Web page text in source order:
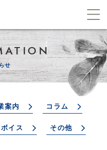
せ
案内 コラム
イス その他